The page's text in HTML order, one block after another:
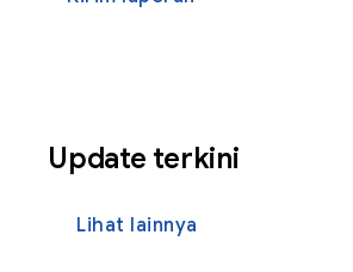
Update terkini
Lihat lainnya